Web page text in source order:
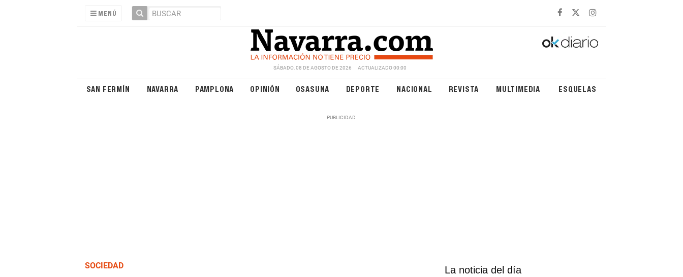
MENÚ
SÁBADO, 08 DE AGOSTO DE 2026 ACTUALIZADO 00:00
SAN FERMÍN NAVARRA PAMPLONA OPINIÓN OSASUNA DEPORTE NACIONAL REVISTA MULTIMEDIA ESQUELAS
SOCIEDAD La noticia del día